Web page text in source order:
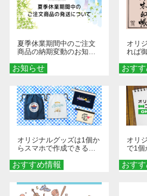
お知らせ
夏季休業期間中のご注文
商品の納期変動のお知ら
おす
オリ
れば
ダー
び方
おすすめ情報
オリジナルグッズは1個か
らスマホで作成できる！
くなる巾着＆ポーチ活用
術
おす
オリ
で1個
秘訣